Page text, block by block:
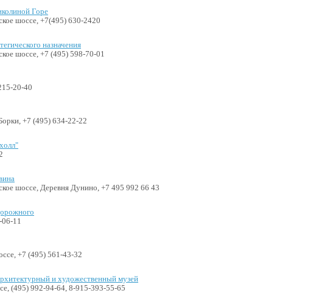
Горе
шоссе, +7(495) 630-2420
назначения
шоссе, +7 (495) 598-70-01
20-40
+7 (495) 634-22-22
шоссе, Деревня Дунино, +7 495 992 66 43
06-11
+7 (495) 561-43-32
и художественный музей
(495) 992-94-64, 8-915-393-55-65